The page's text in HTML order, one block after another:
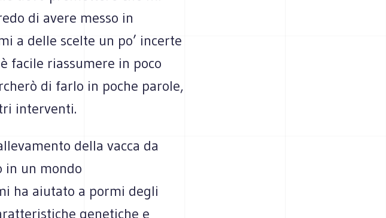
di avere messo in
a delle scelte un po’ incerte
facile riassumere in poco
di farlo in poche parole,
interventi.
della vacca da
in un mondo
ha aiutato a pormi degli
genetiche e